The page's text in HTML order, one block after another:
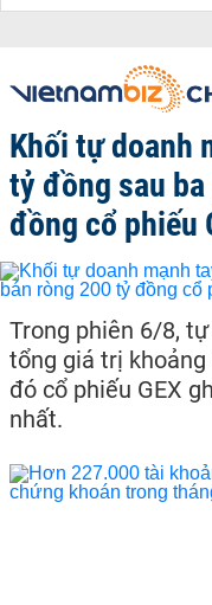
Khối tự doanh
tỷ đồng sau
đồng cổ phiếu
Trong phiên 6/8,
tổng giá trị khoảng
đó cổ phiếu GEX
nhất.